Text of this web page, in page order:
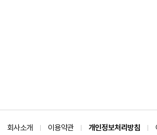
회사소개 이용약관 개인정보처리방침